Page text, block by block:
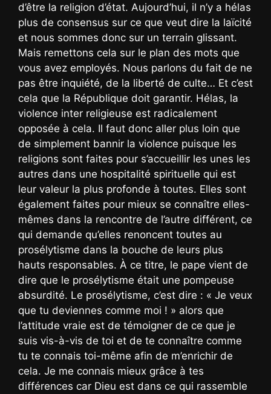
d’être la religion d’état. Aujourd’hui, il n’y a hélas
plus de consensus sur ce que veut dire la laïcité
et nous sommes donc sur un terrain glissant.
Mais remettons cela sur le plan des mots que
vous avez employés. Nous parlons du fait de ne
pas être inquiété, de la liberté de culte… Et c’est
cela que la République doit garantir. Hélas, la
violence inter religieuse est radicalement
opposée à cela. Il faut donc aller plus loin que
de simplement bannir la violence puisque les
religions sont faites pour s’accueillir les unes les
autres dans une hospitalité spirituelle qui est
leur valeur la plus profonde à toutes. Elles sont
également faites pour mieux se connaître elles-
mêmes dans la rencontre de l’autre différent, ce
qui demande qu’elles renoncent toutes au
prosélytisme dans la bouche de leurs plus
hauts responsables. À ce titre, le pape vient de
dire que le prosélytisme était une pompeuse
absurdité. Le prosélytisme, c’est dire : « Je veux
que tu deviennes comme moi ! » alors que
l’attitude vraie est de témoigner de ce que je
suis vis-à-vis de toi et de te connaître comme
tu te connais toi-même afin de m’enrichir de
cela. Je me connais mieux grâce à tes
différences car Dieu est dans ce qui rassemble